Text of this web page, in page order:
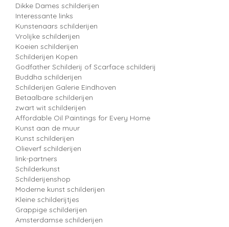
Dikke Dames schilderijen
Interessante links
Kunstenaars schilderijen
Vrolijke schilderijen
Koeien schilderijen
Schilderijen Kopen
Godfather Schilderij of Scarface schilderij
Buddha schilderijen
Schilderijen Galerie Eindhoven
Betaalbare schilderijen
zwart wit schilderijen
Affordable Oil Paintings for Every Home
Kunst aan de muur
Kunst schilderijen
Olieverf schilderijen
link-partners
Schilderkunst
Schilderijenshop
Moderne kunst schilderijen
Kleine schilderijtjes
Grappige schilderijen
Amsterdamse schilderijen